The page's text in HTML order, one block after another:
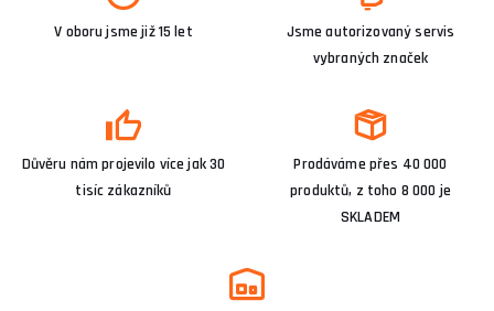
V oboru jsme již 15 let
Jsme autorizovaný servis
vybraných značek
Důvěru nám projevilo více jak 30
tisíc zákazníků
Prodáváme přes 40 000
produktů, z toho 8 000 je
SKLADEM